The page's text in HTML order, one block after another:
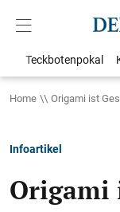
Teckbotenpokal
Home Origami ist
Infoartikel
Origami